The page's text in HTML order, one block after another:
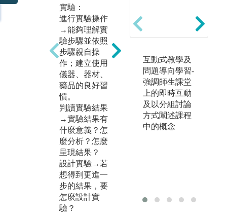
實驗：
進行實驗操作
→能夠理解實
驗步驟並依照
步驟親自操
作；建立使用
儀器、器材、
藥品的良好習
慣。
判讀實驗結果
→實驗結果有
什麼意義？怎
麼分析？怎麼
呈現結果？
設計實驗→若
想得到更進一
步的結果，要
怎麼設計實
驗？
數據分析：
生科系也會需
要數學能力，
需要學習利用
統計工具，用
合適的分析方
式分析實驗結
互動式教學及
問題導向學習-
強調師生課堂
上的即時互動
及以分組討論
方式闡述課程
中的概念